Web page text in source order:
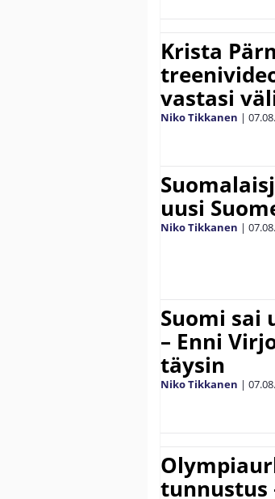
Krista
vastasi
Niko Tikkanen |
uusi
Niko Tikkanen |
Suomi sai
– Enni
täysin
Niko Tikkanen |
tunnustus